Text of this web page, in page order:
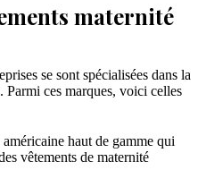
maternité
se sont spécialisées dans la
Parmi ces marques, voici celles
haut de gamme qui
vêtements de maternité